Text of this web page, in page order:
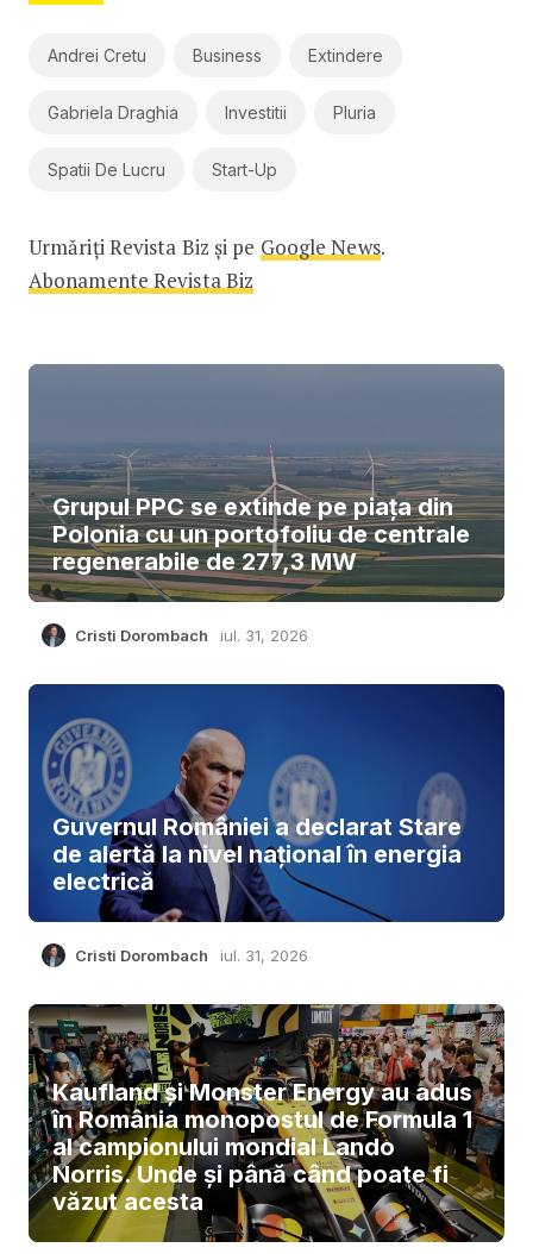
Andrei Cretu Business Extindere
Gabriela Draghia Investitii Pluria
Spatii De Lucru Start-Up
Urmăriți Revista Biz și pe Google News.
Abonamente Revista Biz
Grupul PPC se extinde pe piața din
Polonia cu un portofoliu de centrale
regenerabile de 277,3 MW
Cristi Dorombach iul. 31, 2026
Guvernul României a declarat Stare
de alertă la nivel național în energia
electrică
Cristi Dorombach iul. 31, 2026
Kaufland și Monster Energy au adus
în România monopostul de Formula 1
al campionului mondial Lando
Norris. Unde și până când poate fi
văzut acesta